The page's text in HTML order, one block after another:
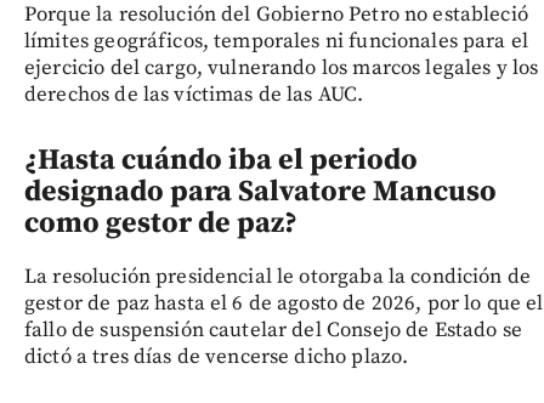
Porque la resolución del Gobierno Petro no estableció
límites geográficos, temporales ni funcionales para el
ejercicio del cargo, vulnerando los marcos legales y los
derechos de las víctimas de las AUC.
¿Hasta cuándo iba el periodo
designado para Salvatore Mancuso
como gestor de paz?
La resolución presidencial le otorgaba la condición de
gestor de paz hasta el 6 de agosto de 2026, por lo que el
fallo de suspensión cautelar del Consejo de Estado se
dictó a tres días de vencerse dicho plazo.